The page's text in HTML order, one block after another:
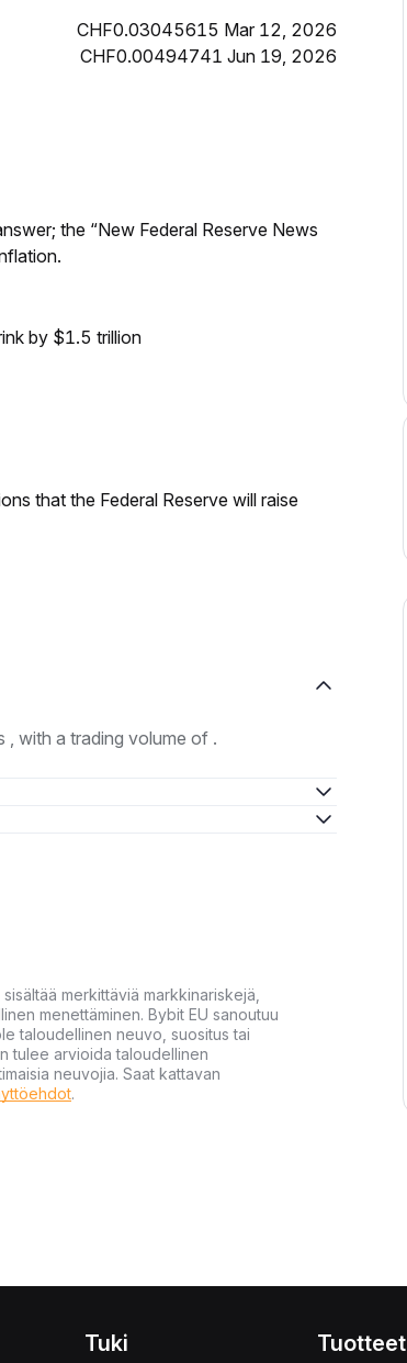
CHF0.03045615 Mar 12, 2026
CHF0.00494741 Jun 19, 2026
the “New Federal Reserve News
by $1.5 trillion
that the Federal Reserve will raise
, with a trading volume of .
merkittäviä markkinariskejä,
menettäminen. Bybit EU sanoutuu
taloudellinen neuvo, suositus tai
tulee arvioida taloudellinen
neuvojia. Saat kattavan
.
Tuki Tuotteet